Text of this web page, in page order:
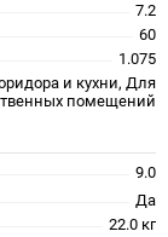
7.2
60
1.075
и кухни, Для
помещений
9.0
Да
22.0 кг